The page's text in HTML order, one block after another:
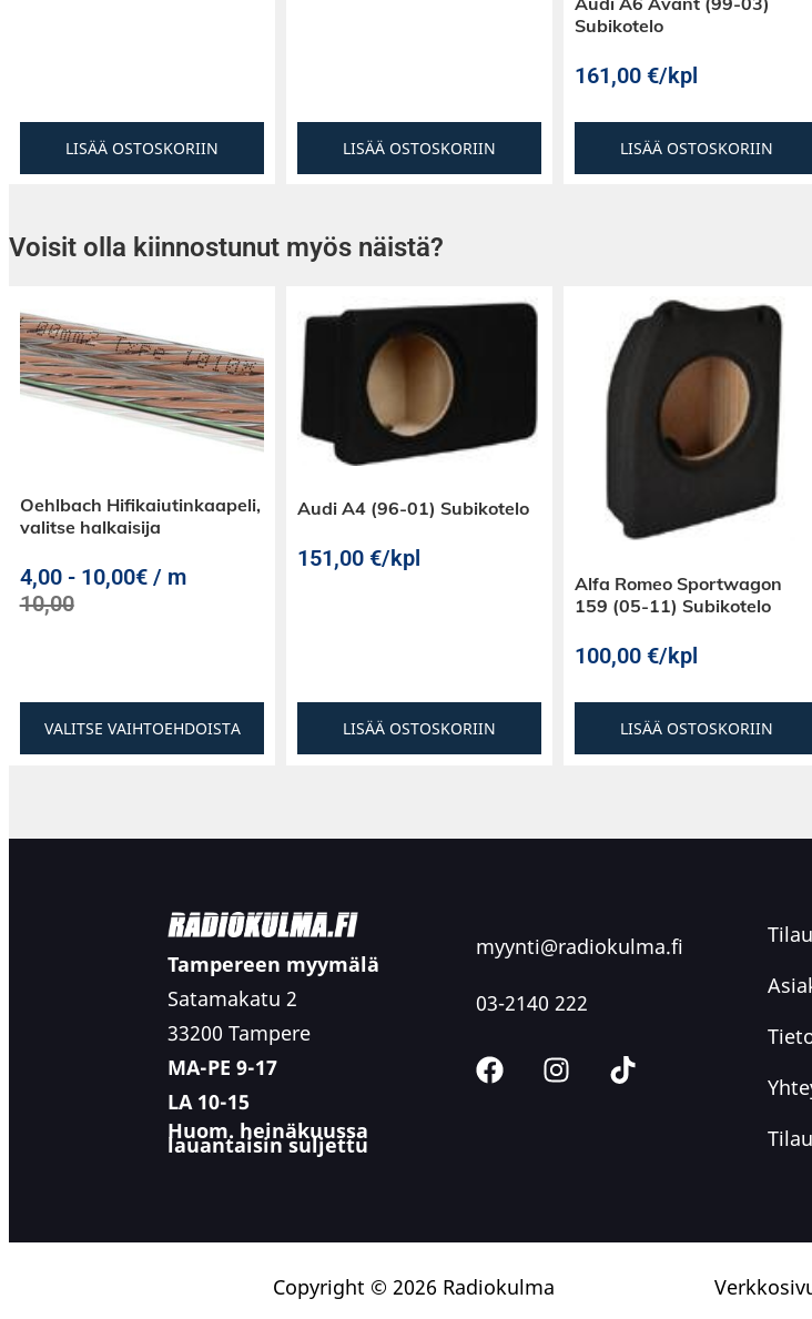
LISÄÄ OSTOSKORIIN LISÄÄ OSTOSKORIIN
Subikotelo
161,00 €/kpl
LISÄÄ OSTOSKORIIN
Voisit olla kiinnostunut myös näistä?
Oehlbach Hifikaiutinkaapeli,
valitse halkaisija
4,00- 10,00€ / m
10,00
VALITSE VAIHTOEHDOISTA
Audi A4 (96-01) Subikotelo
151,00 €/kpl
LISÄÄ OSTOSKORIIN
Alfa Romeo Sportwagon
159 (05-11) Subikotelo
100,00 €/kpl
LISÄÄ OSTOSKORIIN
Tampereen myymälä
Satamakatu 2
33200 Tampere
MA-PE 9-17
LA 10-15
Huom. heinäkuussa
lauantaisin suljettu
myynti@radiokulma.fi
03-2140 222
Copyright © 2026 Radiokulma